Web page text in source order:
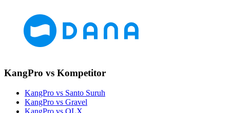
KangPro vs Kompetitor
KangPro vs Santo Suruh
KangPro vs Gravel